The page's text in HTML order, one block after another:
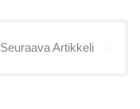
Seuraava Artikkeli